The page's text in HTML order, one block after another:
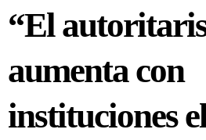
“El
aumenta con
instituciones